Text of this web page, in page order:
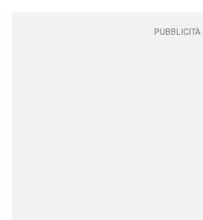
PUBBLICITÀ